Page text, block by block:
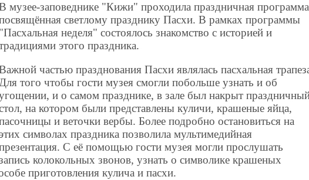
музее-заповеднике "Кижи" проходила праздничная
светлому празднику Пасхи. В рамках программы
"Пасхальная неделя" состоялось знакомство с историей и
этого праздника.
частью празднования Пасхи являлась пасхальная
того чтобы гости музея смогли побольше узнать и об
и о самом празднике, в зале был накрыт
на котором были представлены куличи, крашеные яйца,
и веточки вербы. Более подробно остановиться на
символах праздника позволила мультимедийная
С её помощью гости музея могли прослушать
колокольных звонов, узнать о символике крашеных
приготовления кулича и пасхи.